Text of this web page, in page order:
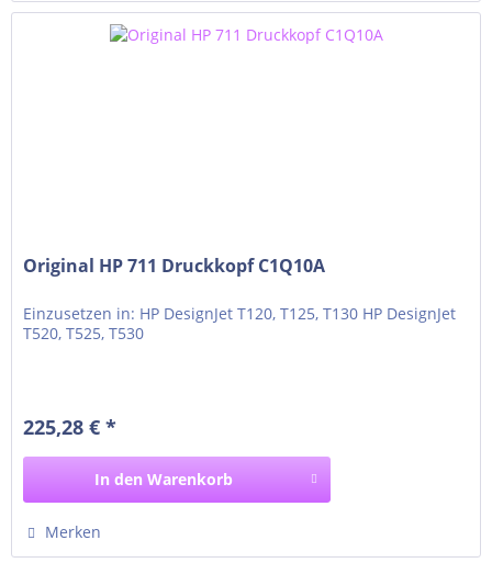
Original HP 711 Druckkopf C1Q10A
Einzusetzen in: HP DesignJet T120, T125, T130 HP DesignJet
T520, T525, T530
225,28 € *
In den Warenkorb
Merken